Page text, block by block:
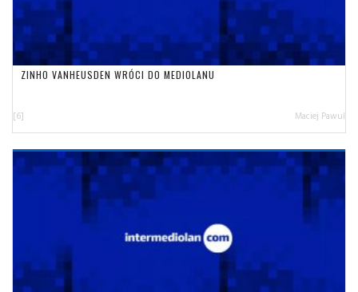
ZINHO VANHEUSDEN WRÓCI DO MEDIOLANU
[6] Maciej Pawul